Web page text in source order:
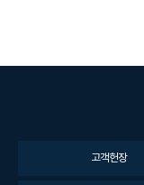
고객헌장